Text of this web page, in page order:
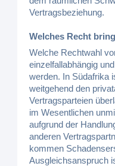
Vertragsbeziehung.
Welches Recht
Welche Rechtwahl
einzelfallabhängig
werden. In Südafrika
weitgehend den
Vertragsparteien
im Wesentlichen
aufgrund der
anderen
kommen
Ausgleichsanspruch